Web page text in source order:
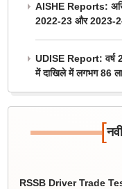
AISHE Reports: अखिल
2022-23 और 2023-
UDISE Report: वर्ष
में दाखिले में लगभग 86
[
RSSB Driver Trade